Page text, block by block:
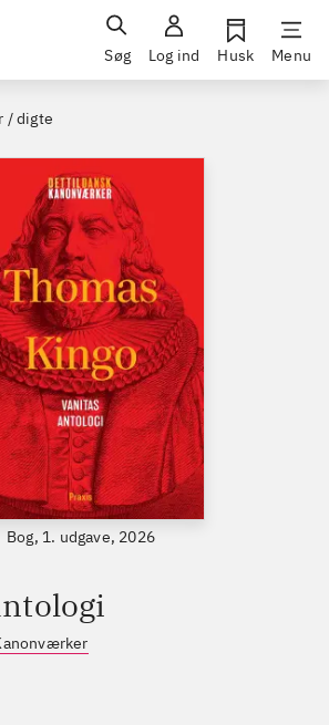
Søg Log ind Husk Menu
/ digte
Bog, 1. udgave, 2026